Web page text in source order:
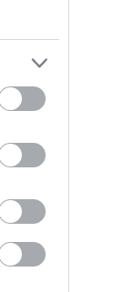
könyv, new
terembérlés,
marketing
online
osb lap,